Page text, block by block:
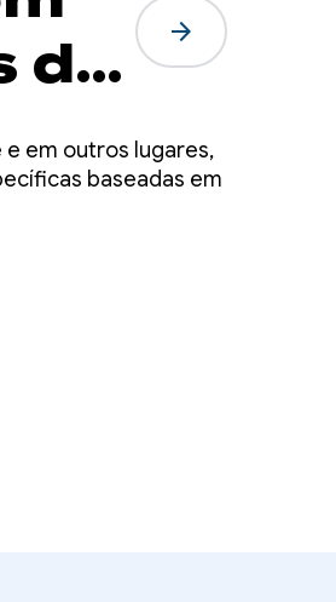
de
arrow_forward
e em outros lugares,
baseadas em